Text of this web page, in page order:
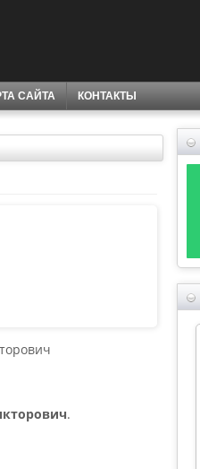
САЙТА КОНТАКТЫ
.